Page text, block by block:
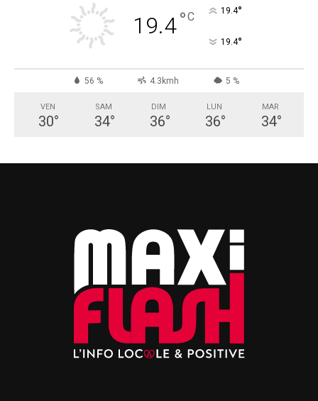
19.4°C 19.4°
19.4°
56 % 4.3kmh 5 %
VEN
30°
SAM
34°
DIM
36°
LUN
36°
MAR
34°